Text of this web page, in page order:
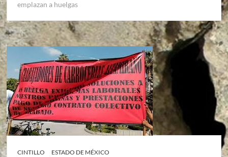
emplazan a huelgas
CINTILLO
ESTADO DE MÉXICO